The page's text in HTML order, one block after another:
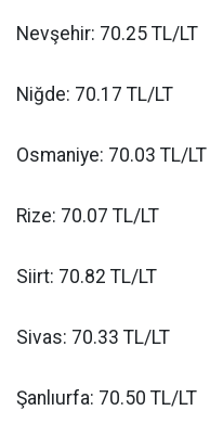
Nevşehir: 70.25 TL/LT
Niğde: 70.17 TL/LT
Osmaniye: 70.03 TL/LT
Rize: 70.07 TL/LT
Siirt: 70.82 TL/LT
Sivas: 70.33 TL/LT
Şanlıurfa: 70.50 TL/LT